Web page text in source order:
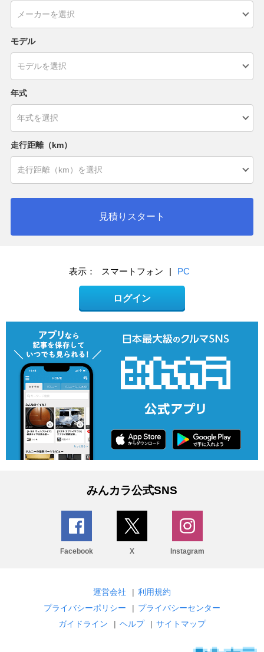
モデル
年式
走行距離（km）
見積りスタート
表示： スマートフォン | PC
ログイン
みんカラ公式SNS
Facebook X Instagram
運営会社 | 利用規約
プライバシーポリシー
| プライバシーセンター
ガイドライン
| ヘルプ | サイトマップ